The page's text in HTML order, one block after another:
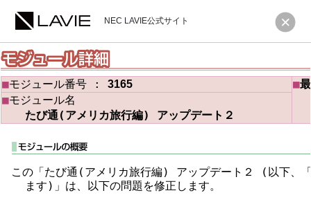
NEC LAVIE公式サイト